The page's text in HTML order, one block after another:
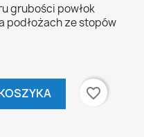
grubości powłok
podłożach ze stopów
favorite_border